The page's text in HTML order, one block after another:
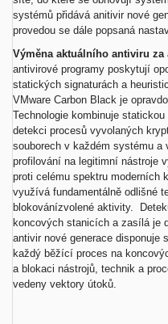
systémů přidává anitivir nové
provedou se dále popsaná
Výměna aktuálního antiviru za
antivirové programy poskytují
statických signaturách a
VMware Carbon Black je
Technologie kombinuje
detekci procesů vyvolaných
souborech v každém systému
profilování na legitimní nástroje
proti celému spektru moderních
využívá fundamentálně odlišné
blokovánízvolené aktivity.
koncových stanicích a zasílá je
antivir nové generace disponuje
každý běžící proces na
a blokaci nástrojů, technik a
vedeny vektory útoků.